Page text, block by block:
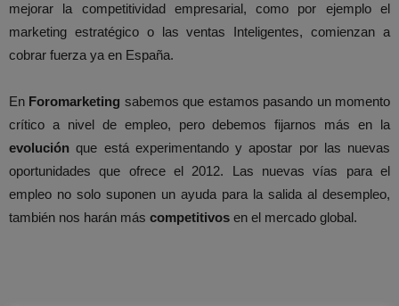
mejorar la competitividad empresarial, como por ejemplo el
marketing estratégico o las ventas Inteligentes, comienzan a
cobrar fuerza ya en España.
En Foromarketing sabemos que estamos pasando un momento
crítico a nivel de empleo, pero debemos fijarnos más en la
evolución que está experimentando y apostar por las nuevas
oportunidades que ofrece el 2012. Las nuevas vías para el
empleo no solo suponen un ayuda para la salida al desempleo,
también nos harán más competitivos en el mercado global.